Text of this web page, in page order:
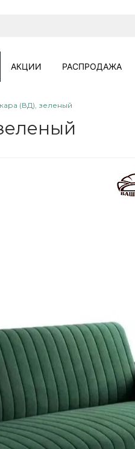
АКЦИИ РАСПРОДАЖА
(ВД), зеленый